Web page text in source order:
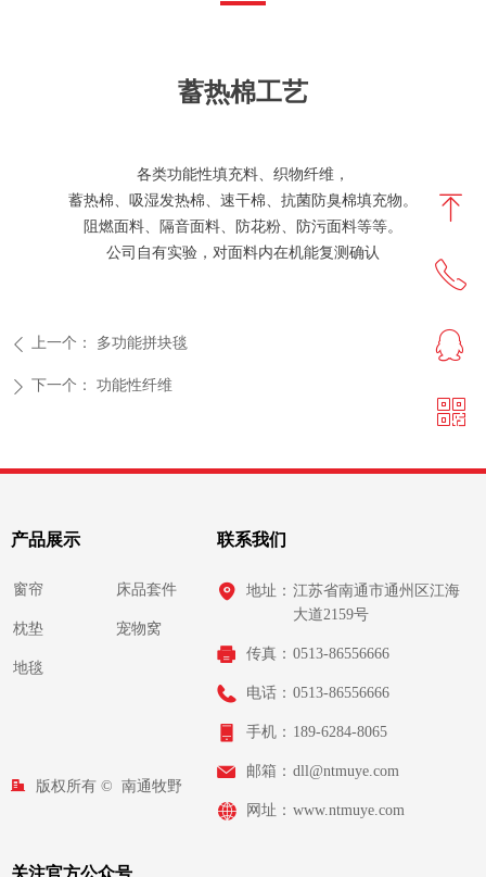
蓄热棉工艺
ꄴ 上一个： 多功能拼块毯
ꄲ 下一个： 功能性纤维
各类功能性填充料、织物纤维，
蓄热棉、吸湿发热棉、速干棉、抗菌防臭棉填充物。
阻燃面料、隔音面料、防花粉、防污面料等等。
公司自有实验，对面料内在机能复测确认
地址： 江苏省南通市通州区江海
大道2159号
传真： 0513-86556666
电话： 0513-86556666
手机： 189-6284-8065
邮箱： dll@ntmuye.com
网址： www.ntmuye.com
联系我们
产品展示
窗帘
枕垫
地毯
床品套件
宠物窝
版权所有 © 南通牧野
关注官方公众号
ꁸ
回到顶部
ꂅ
ꁗ
QQ客服
ꀥ
微信二维码